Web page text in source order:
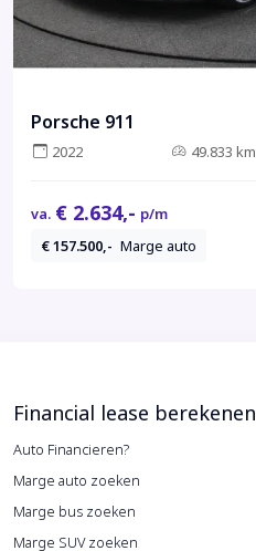
Porsche 911
2022 49.833 km
va. € 2.634,- p/m
€ 157.500,- Marge auto
Financial lease berekenen
Auto Financieren?
Marge auto zoeken
Marge bus zoeken
Marge SUV zoeken